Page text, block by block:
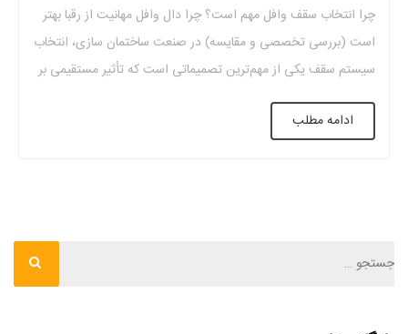
چرا انتخاب سقف وافل مهم است؟ چرا دال وافل مهانیت از رقبا بهتر
است (بررسی تخصصی و مقایسه) در صنعت ساختمان ‌سازی، انتخاب
سیستم سقف یکی از مهم‌ترین تصمیماتی است که تأثیر مستقیمی بر
استحکام، کارایی و هزینه‌های یک پروژه دارد. سقف‌ها نه ‌تنها وظیفه
‌ی تحمل بارهای مختلف را بر عهده دارند. بلکه در […]
ادامه مطلب